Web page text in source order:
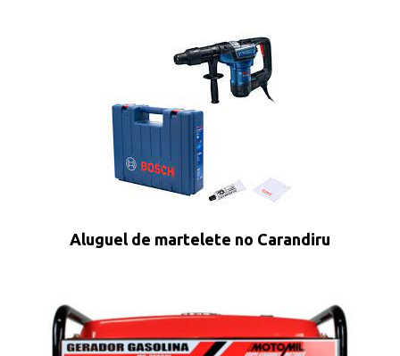
Aluguel de martelete no Carandiru